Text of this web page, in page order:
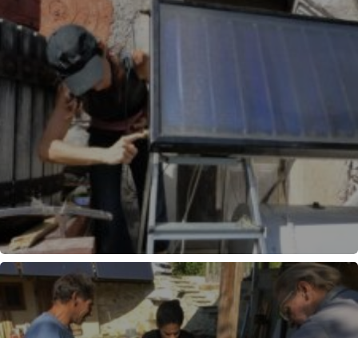
SOLAIRE THERMIQUE